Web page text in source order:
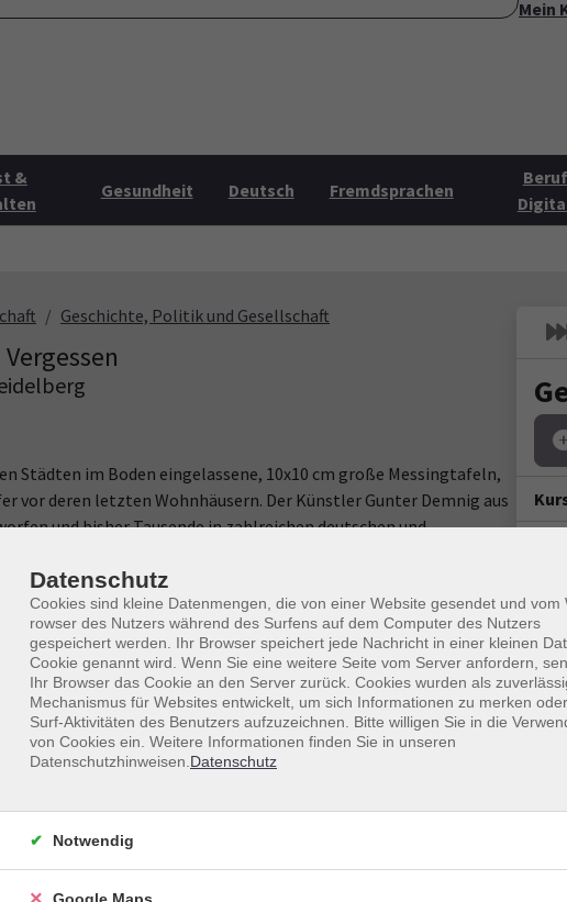
Startseite Über uns Mehr Angebote Öffnungszeiten
Mein
&
Gesundheit Deutsch Fremdsprachen
Geschichte, Politik und Gesellschaft
Städten im Boden eingelassene, 10x10 cm große Messingtafeln,
vor deren letzten Wohnhäusern. Der Künstler Gunter Demnig aus
und bisher Tausende in zahlreichen deutschen und
in Heidelberg. Interessierte Heidelberger Bürger*innen und
dieser Initiative herzlich eingeladen. Die Treffen finden jeden 2.
zwischen der vhs und der Initiative Stolpersteine für
Veranstaltungen statt. Im Semester 2026/1 bietet die
Vorträge an.
über die Homepage der Initiative unter: www.stolpersteine-
Uhr
Uhr Heidelberg, Raum lt. Aushang
12
Datenschutz
Cookies sind kleine Datenmengen, die von einer Website gesendet und vom
rowser des Nutzers während des Surfens auf dem Computer des Nutzers
gespeichert werden. Ihr Browser speichert jede Nachricht in einer kleinen
Cookie genannt wird. Wenn Sie eine weitere Seite vom Server anfordern,
Ihr Browser das Cookie an den Server zurück. Cookies wurden als
Mechanismus für Websites entwickelt, um sich Informationen zu merken
Surf-Aktivitäten des Benutzers aufzuzeichnen. Bitte willigen Sie in die
von Cookies ein. Weitere Informationen finden Sie in unseren
Datenschutzhinweisen. Datenschutz
Notwendig
Google Maps